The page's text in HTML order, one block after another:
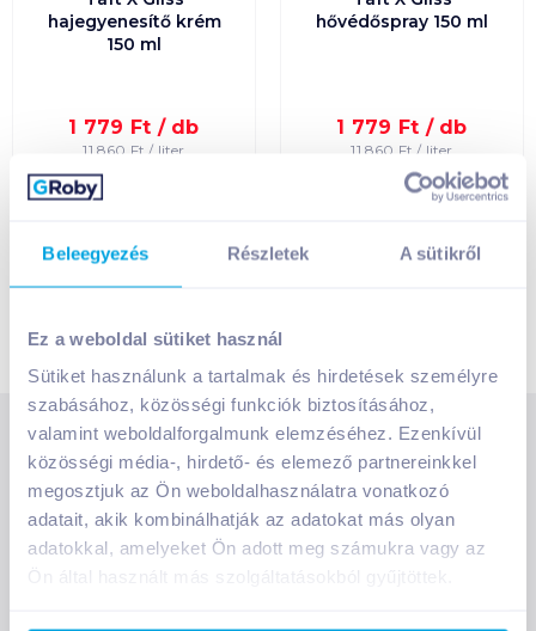
Beleegyezés Részletek A sütikről
Ez a weboldal sütiket használ
Sütiket használunk a tartalmak és hirdetések személyre
szabásához, közösségi funkciók biztosításához,
valamint weboldalforgalmunk elemzéséhez. Ezenkívül
közösségi média-, hirdető- és elemező partnereinkkel
megosztjuk az Ön weboldalhasználatra vonatkozó
adatait, akik kombinálhatják az adatokat más olyan
adatokkal, amelyeket Ön adott meg számukra vagy az
Ár szerint
növekvő
Egységár szerint
hajegyenesítő krém
150 ml
1 779 Ft / db
11 860 Ft / liter
Kosárba
1 karton = 6 db
+1 karton a kosárba
hővédőspray 150 ml
1 779 Ft / db
11 860 Ft / liter
KosárbaKosárba
1 karton = 6 db
+1 karton a kosárba
SZOLGÁLTATÁSOK
Ajándékkosarak
Árfigyelő
Bevásárlólisták
INFORMÁCIÓK
Áruházunk működése